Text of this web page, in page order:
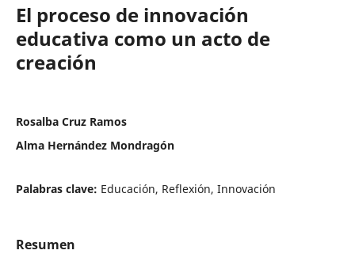
El proceso de innovación
educativa como un acto de
creación
Rosalba Cruz Ramos
Alma Hernández Mondragón
Palabras clave: Educación, Reflexión, Innovación
Resumen